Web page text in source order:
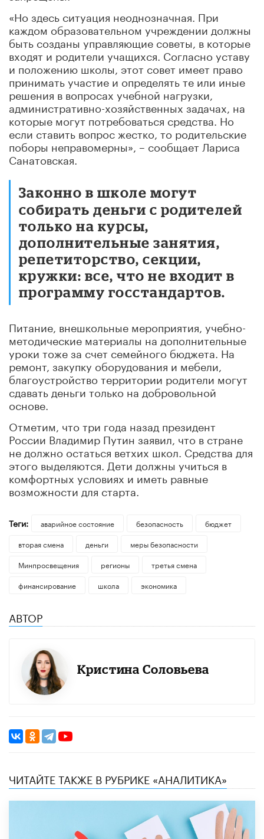
«Но здесь ситуация неоднозначная. При
каждом образовательном учреждении должны
быть созданы управляющие советы, в которые
входят и родители учащихся. Согласно уставу
и положению школы, этот совет имеет право
принимать участие и определять те или иные
решения в вопросах учебной нагрузки,
административно-хозяйственных задачах, на
которые могут потребоваться средства. Но
если ставить вопрос жестко, то родительские
поборы неправомерны», – сообщает Лариса
Санатовская.
Законно в школе могут
собирать деньги с родителей
только на курсы,
дополнительные занятия,
репетиторство, секции,
кружки: все, что не входит в
программу госстандартов.
Питание, внешкольные мероприятия, учебно-
методические материалы на дополнительные
уроки тоже за счет семейного бюджета. На
ремонт, закупку оборудования и мебели,
благоустройство территории родители могут
сдавать деньги только на добровольной
основе.
Отметим, что три года назад президент
России Владимир Путин заявил, что в стране
не должно остаться ветхих школ. Средства для
этого выделяются. Дети должны учиться в
комфортных условиях и иметь равные
возможности для старта.
Теги: аварийное состояние безопасность
бюджет
вторая смена
деньги
меры безопасности
Минпросвещения
регионы
третья смена
финансирование
школа экономика
АВТОР
Кристина Соловьева
ЧИТАЙТЕ ТАКЖЕ В РУБРИКЕ «АНАЛИТИКА»